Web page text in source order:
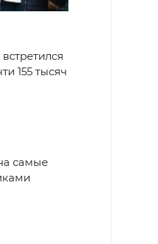
155 тысяч
самые